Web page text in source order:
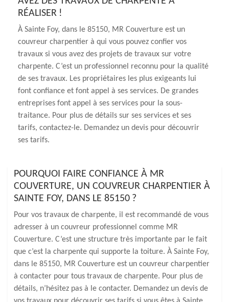
RÉALISER !
À Sainte Foy, dans le 85150, MR Couverture est un
couvreur charpentier à qui vous pouvez confier vos
travaux si vous avez des projets de travaux sur votre
charpente. C’est un professionnel reconnu pour la qualité
de ses travaux. Les propriétaires les plus exigeants lui
font confiance et font appel à ses services. De grandes
entreprises font appel à ses services pour la sous-
traitance. Pour plus de détails sur ses services et ses
tarifs, contactez-le. Demandez un devis pour découvrir
ses tarifs.
POURQUOI FAIRE CONFIANCE À MR
COUVERTURE, UN COUVREUR CHARPENTIER À
SAINTE FOY, DANS LE 85150 ?
Pour vos travaux de charpente, il est recommandé de vous
adresser à un couvreur professionnel comme MR
Couverture. C’est une structure très importante par le fait
que c’est la charpente qui supporte la toiture. À Sainte Foy,
dans le 85150, MR Couverture est un couvreur charpentier
à contacter pour tous travaux de charpente. Pour plus de
détails, n’hésitez pas à le contacter. Demandez un devis de